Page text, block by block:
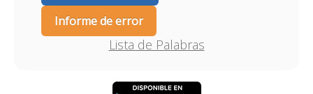
Informe de error
Lista de Palabras